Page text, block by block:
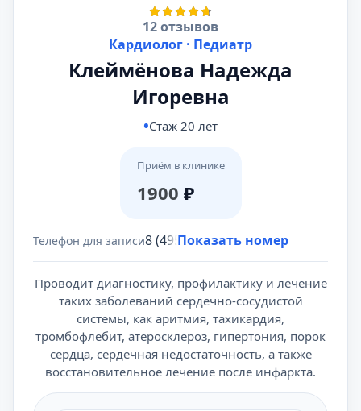
12 отзывов
Кардиолог · Педиатр
Клеймёнова Надежда
Игоревна
Стаж 20 лет
Приём в клинике
1900 ₽
Телефон для записи8 (495) 431-69-47
Показать номер
Проводит диагностику, профилактику и лечение
таких заболеваний сердечно-сосудистой
системы, как аритмия, тахикардия,
тромбофлебит, атеросклероз, гипертония, порок
сердца, сердечная недостаточность, а также
восстановительное лечение после инфаркта.